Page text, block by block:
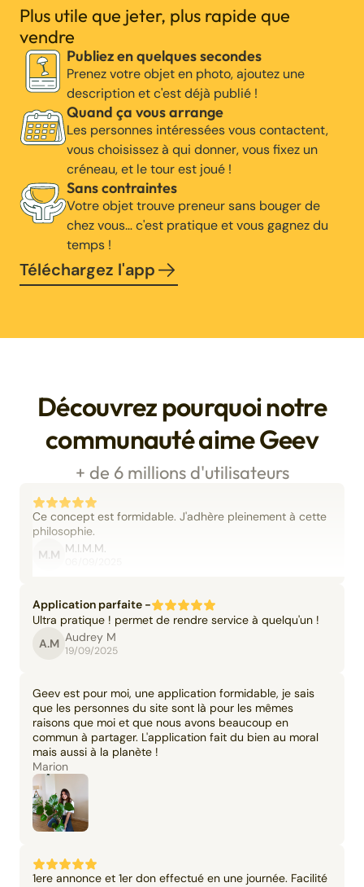
Plus utile que jeter, plus rapide que
vendre
Publiez en quelques secondes
Prenez votre objet en photo, ajoutez une
description et c'est déjà publié !
Quand ça vous arrange
Les personnes intéressées vous contactent,
vous choisissez à qui donner, vous fixez un
créneau, et le tour est joué !
Sans contraintes
Votre objet trouve preneur sans bouger de
chez vous… c'est pratique et vous gagnez du
temps !
Téléchargez l'app
Découvrez pourquoi notre
communauté aime Geev
+ de 6 millions d'utilisateurs
Ce concept est formidable. J'adhère pleinement à cette
philosophie.
M.M M.I.M.M.
Application parfaite -
Ultra pratique ! permet de rendre service à quelqu'un !
A.M Audrey M
19/09/2025
Geev est pour moi, une application formidable, je sais
que les personnes du site sont là pour les mêmes
raisons que moi et que nous avons beaucoup en
commun à partager. L'application fait du bien au moral
mais aussi à la planète !
Marion
1ere annonce et 1er don effectué en une journée. Facilité